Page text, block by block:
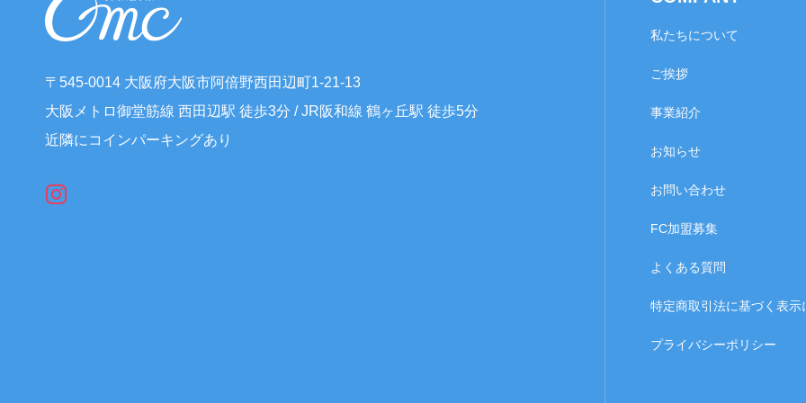
〒545-0014 大阪府大阪市阿倍野西田辺町1-21-13
大阪メトロ御堂筋線 西田辺駅 徒歩3分 / JR阪和線 鶴ヶ丘駅 徒歩5分
近隣にコインパーキングあり
私たちについて
ご挨拶
事業紹介
お知らせ
お問い合わせ
FC加盟募集
よくある質問
特定商取引法に基づく表示
プライバシーポリシー